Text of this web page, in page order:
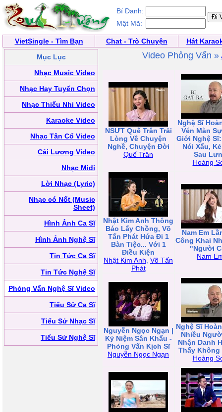
Bí Danh:
Mật Mã:
VietSingle - Tìm Bạn Chat - Trò Chuyện
Hát
Mục Lục
Nhạc Music Video
Nhạc Hay Tuyển Chọn
Nhạc Thiếu Nhi Video
Karaoke Video
Nhạc Tân Cổ Video
Cải Lương Video
Nhạc Midi
Lời Nhạc (Lyric)
Nhạc có Nốt (Music
Sheet)
Hình Ảnh Ca Sĩ
Hình Ảnh Nghệ Sĩ
Tin Tức Ca Sĩ
Tin Tức Nghệ Sĩ
Phỏng Vấn Nghệ Sĩ Video
Tiểu Sử Ca Sĩ
Tiểu Sử Nhạc Sĩ
Tiểu Sử Nghệ Sĩ
Video Phỏng Vấn »
NSƯT Quế Trân Trải
Lòng Về Chuyện
Nghề, Chuyện Đời
Quế Trân
Nghệ Sĩ
Vén Màn
Giới Nghệ
Nói Xấu,
Sau
Hoàng
Nhật Kim Anh Thông
Báo Lấy Chồng, Võ
Tấn Phát Hứa Đi 1
Bàn Tiệc... Với 1
Điều Kiện
Nhật Kim Anh Võ Tấn
Phát
Nam Em
Công Khai
"Người
Nam
Nguyễn Ngọc Ngạn |
Kỷ Niệm Sân Khấu -
Phỏng Vấn Kịch Sĩ
Nguyễn Ngọc Ngạn
Nghệ Sĩ
Nhiều
Nhận Danh
Thấy Không
Hoàng